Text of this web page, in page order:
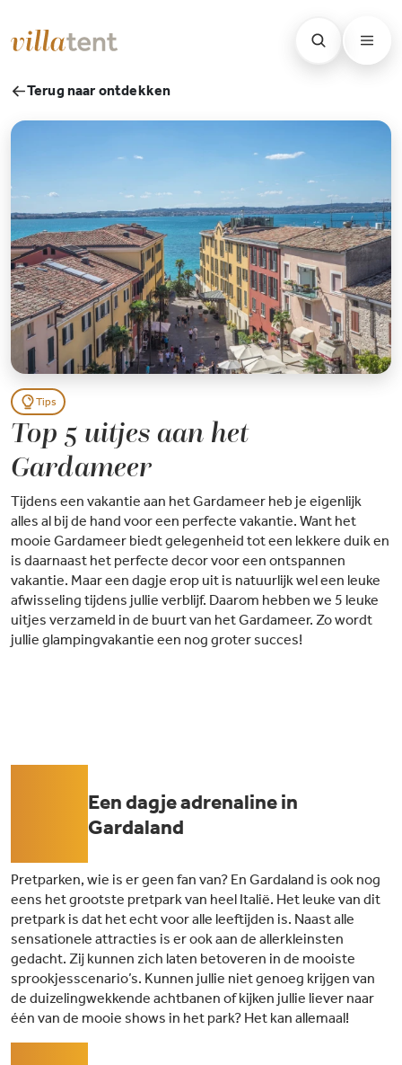
Terug naar ontdekken
Tips
Top 5 uitjes aan het
Gardameer
Tijdens een vakantie aan het Gardameer heb je eigenlijk
alles al bij de hand voor een perfecte vakantie. Want het
mooie Gardameer biedt gelegenheid tot een lekkere duik en
is daarnaast het perfecte decor voor een ontspannen
vakantie. Maar een dagje erop uit is natuurlijk wel een leuke
afwisseling tijdens jullie verblijf. Daarom hebben we 5 leuke
uitjes verzameld in de buurt van het Gardameer. Zo wordt
jullie glampingvakantie een nog groter succes!
Een dagje adrenaline in
Gardaland
Pretparken, wie is er geen fan van? En Gardaland is ook nog
eens het grootste pretpark van heel Italië. Het leuke van dit
pretpark is dat het echt voor alle leeftijden is. Naast alle
sensationele attracties is er ook aan de allerkleinsten
gedacht. Zij kunnen zich laten betoveren in de mooiste
sprookjesscenario’s. Kunnen jullie niet genoeg krijgen van
de duizelingwekkende achtbanen of kijken jullie liever naar
één van de mooie shows in het park? Het kan allemaal!